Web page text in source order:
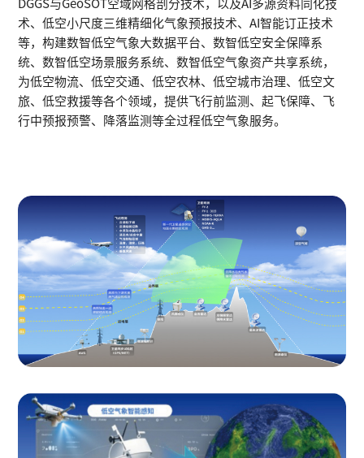
DGGS与GeoSOT空域网格剖分技术，以及AI多源资料同化技
术、低空小尺度三维精细化气象预报技术、AI智能订正技术
等，构建数智低空气象大数据平台、数智低空安全保障系
统、数智低空场景服务系统、数智低空气象资产共享系统，
为低空物流、低空交通、低空农林、低空城市治理、低空文
旅、低空救援等各个领域，提供飞行前监测、起飞保障、飞
行中预报预警、降落监测等全过程低空气象服务。